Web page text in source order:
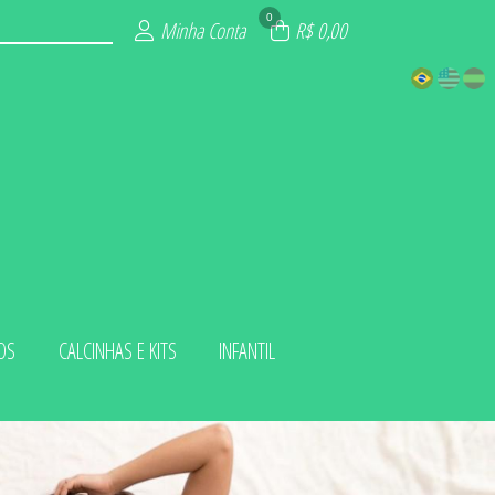
Minha Conta 0 R$ 0,00
CALCINHAS E KITS INFANTIL